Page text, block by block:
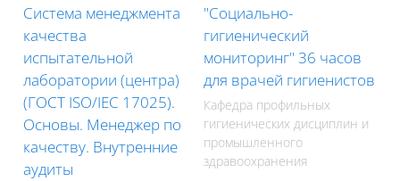
Система менеджмента
качества
испытательной
лаборатории (центра)
(ГОСТ ISO/IEC 17025).
Основы. Менеджер по
качеству. Внутренние
аудиты
"Социально-
гигиенический
мониторинг" 36 часов
для врачей гигиенистов
Кафедра профильных
гигиенических дисциплин и
промышленного
здравоохранения